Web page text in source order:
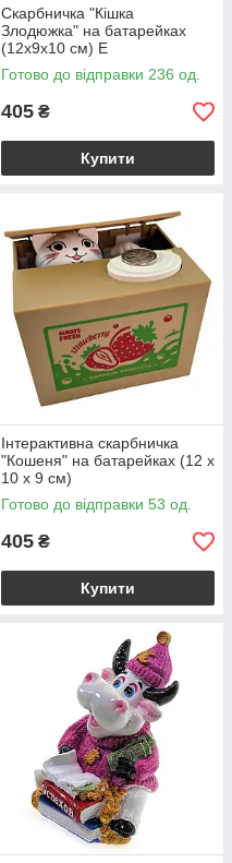
Скарбничка "Кішка
Злодюжка" на батарейках
(12х9х10 см) E
Готово до відправки 236 од.
405 ₴
Купити
Інтерактивна скарбничка
"Кошеня" на батарейках (12 х
10 х 9 см)
Готово до відправки 53 од.
405 ₴
Купити